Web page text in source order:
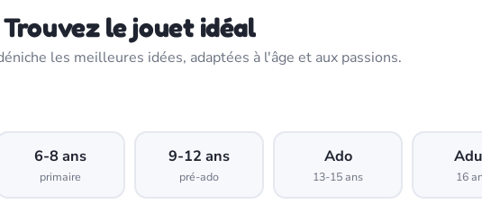
Trouvez le jouet idéal
les meilleures idées, adaptées à l'âge et aux passions.
6-8 ans
primaire
9-12 ans
pré-ado
Ado
13-15 ans 16